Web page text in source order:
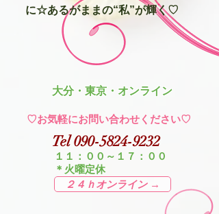
に☆あるがままの“私”が輝く♡
​大分・東京・オンライン
​♡お気軽にお問い合わせください♡
Tel090-5824-9232
１１：００～１７：００
＊火曜定休
２４ｈオンライン →